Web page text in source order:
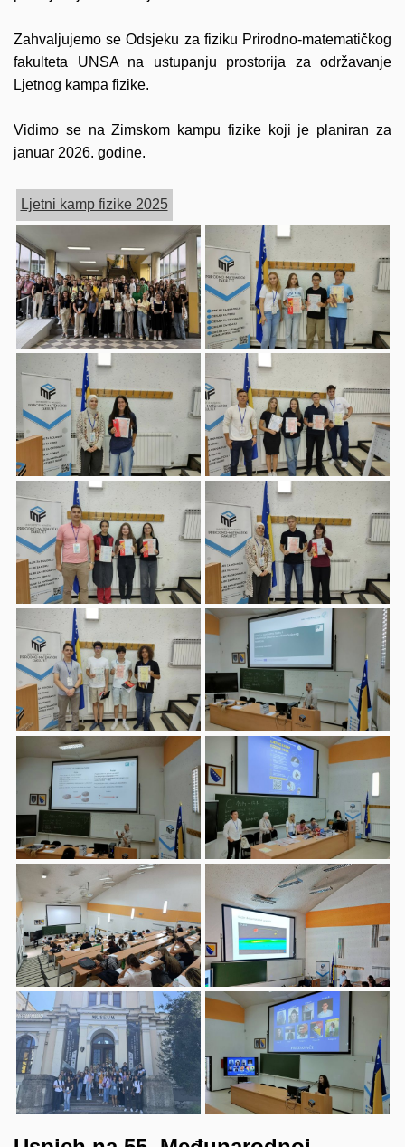
Zahvaljujemo seOdsjeku za fiziku Prirodno-matematičkog
fakulteta UNSAna ustupanju prostorija za održavanje
Ljetnog kampa fizike.
Vidimo se na Zimskom kampu fizike koji je planiran za
januar 2026. godine.
Ljetni kamp fizike 2025